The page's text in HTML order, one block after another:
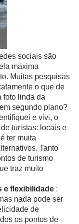
sociais são
máxima
Muitas pesquisas
o que de
foto linda da
segundo plano?
e vivi, o
turistas: locais e
ter muita
Tanto
de turismo
traz muito
e flexibilidade:
nada pode ser
de
os pontos de